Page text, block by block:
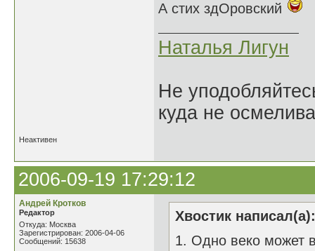
А стих здОровский
Наталья Лигун
Не
куда не
Неактивен
2006-09-19 17:29:12
Андрей Кротков
Редактор
Откуда: Москва
Зарегистрирован: 2006-04-06
Сообщений: 15638
Хвостик написал(а):
1. Одно веко может